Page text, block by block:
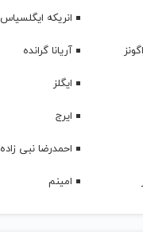
انریکه ایگلسیاس
آریانا گرانده
ایگلز
ایرج
احمدرضا نبی زاده
امینم